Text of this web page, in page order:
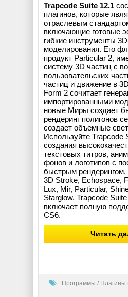
Trapcode Suite 12.1
плагинов, которые
отраслевым
включающие готовые
гибкие инструменты
моделирования. Его
продукт Particular 2,
систему 3D частиц с
пользовательских
частиц и движение в
Form 2 сочитает
импортированными
новые Миры создает
рендеринг полигонов
создает объемные
Используйте Trapcode
создания
текстовых титров,
фонов и логотипов с
быстрым рендерингом.
3D Stroke, Echospace,
Lux, Mir, Particular,
Starglow. Trapcode
включает полную
CS6.
Читать
Программы / Плагины